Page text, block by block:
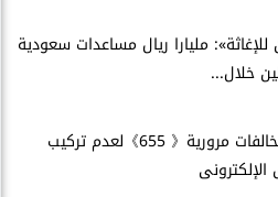
مليارا ريال مساعدات سعودية
خلال...
ضبط مخالفات مرورية《 655》لعدم تركيب